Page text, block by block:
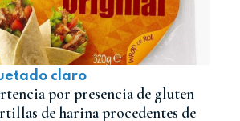
claro
por presencia de gluten
de harina procedentes de